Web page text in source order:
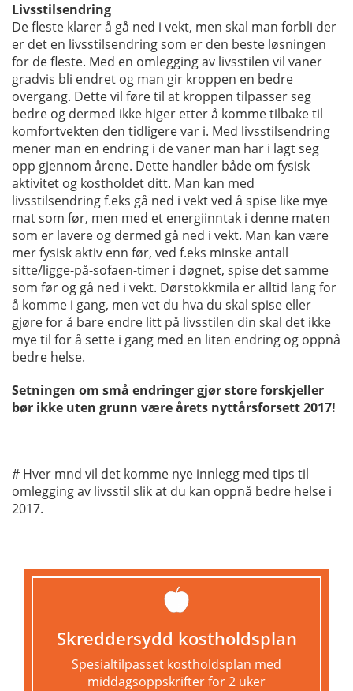
Livsstilsendring
De fleste klarer å gå ned i vekt, men skal man forbli der
er det en livsstilsendring som er den beste løsningen
for de fleste. Med en omlegging av livsstilen vil vaner
gradvis bli endret og man gir kroppen en bedre
overgang. Dette vil føre til at kroppen tilpasser seg
bedre og dermed ikke higer etter å komme tilbake til
komfortvekten den tidligere var i. Med livsstilsendring
mener man en endring i de vaner man har i lagt seg
opp gjennom årene. Dette handler både om fysisk
aktivitet og kostholdet ditt. Man kan med
livsstilsendring f.eks gå ned i vekt ved å spise like mye
mat som før, men med et energiinntak i denne maten
som er lavere og dermed gå ned i vekt. Man kan være
mer fysisk aktiv enn før, ved f.eks minske antall
sitte/ligge-på-sofaen-timer i døgnet, spise det samme
som før og gå ned i vekt. Dørstokkmila er alltid lang for
å komme i gang, men vet du hva du skal spise eller
gjøre for å bare endre litt på livsstilen din skal det ikke
mye til for å sette i gang med en liten endring og oppnå
bedre helse.
Setningen om små endringer gjør store forskjeller
bør ikke uten grunn være årets nyttårsforsett 2017!
# Hver mnd vil det komme nye innlegg med tips til
omlegging av livsstil slik at du kan oppnå bedre helse i
2017.
Skreddersydd kostholdsplan
Spesialtilpasset kostholdsplan med
middagsoppskrifter for 2 uker